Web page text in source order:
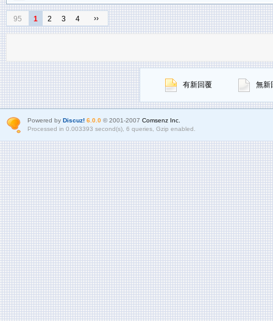
95 1 2 3 4 ››
有新回覆 無新
Powered by Discuz! 6.0.0© 2001-2007 Comsenz Inc.
Processed in 0.003393 second(s), 6 queries, Gzip enabled.